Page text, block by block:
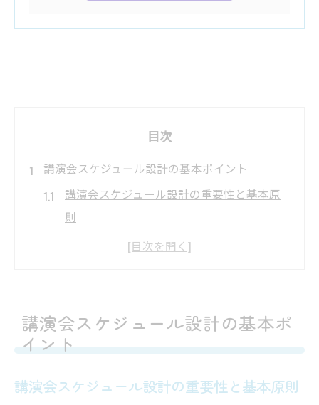
目次
講演会スケジュール設計の基本ポイント
講演会スケジュール設計の重要性と基本原
則
講演会の流れを押さえたスケジュール作成
講演会準備スケジュールの立て方と実践例
有名人講演会スケジュールの特徴とコツ
講演会タイムスケジュールの構成ポイント
講演会スケジュール設計の基本ポ
イント
講演会スケジュール設計の重要性と基本原則